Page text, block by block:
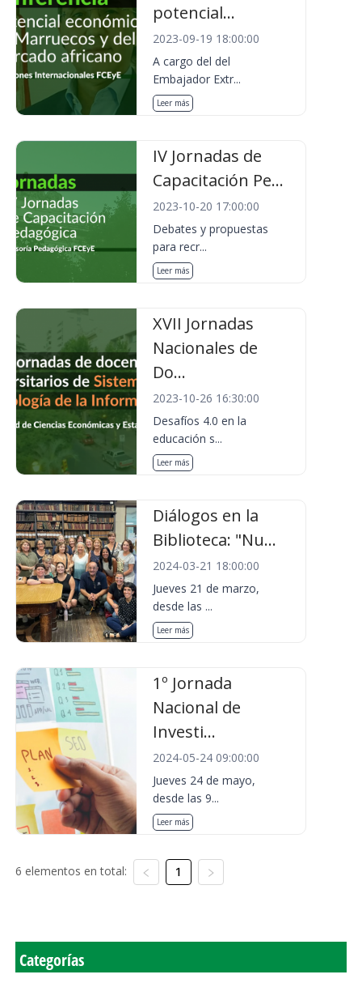
potencial...
2023-09-19 18:00:00
A cargo del del
Embajador Extr...
Leer más
IV Jornadas de
Capacitación Pe...
2023-10-20 17:00:00
Debates y propuestas
para recr...
Leer más
XVII Jornadas
Nacionales de
Do...
2023-10-26 16:30:00
Desafíos 4.0 en la
educación s...
Leer más
Diálogos en la
Biblioteca: "Nu...
2024-03-21 18:00:00
Jueves 21 de marzo,
desde las ...
Leer más
1º Jornada
Nacional de
Investi...
2024-05-24 09:00:00
Jueves 24 de mayo,
desde las 9...
Leer más
6 elementos en total: 1
Categorías